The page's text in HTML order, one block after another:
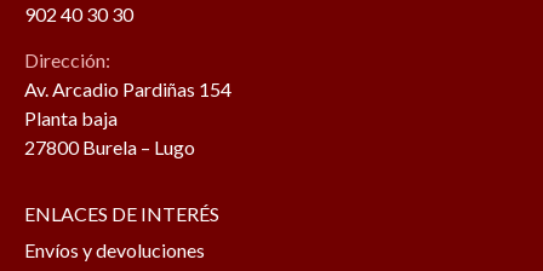
902 40 30 30
Dirección:
Av. Arcadio Pardiñas 154
Planta baja
27800 Burela – Lugo
ENLACES DE INTERÉS
Envíos y devoluciones